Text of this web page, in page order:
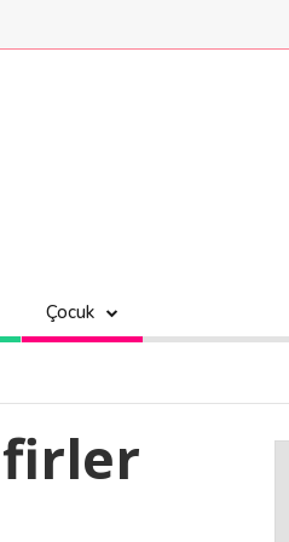
Çocuk